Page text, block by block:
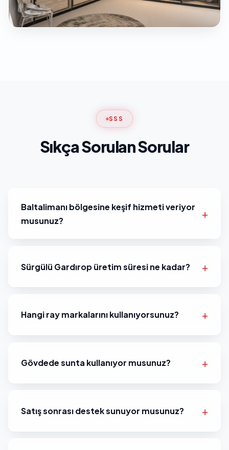
SSS
Sıkça Sorulan Sorular
Baltalimanı bölgesine keşif hizmeti veriyor
musunuz?
Sürgülü Gardırop üretim süresi ne kadar?
Hangi ray markalarını kullanıyorsunuz?
Gövdede sunta kullanıyor musunuz?
Satış sonrası destek sunuyor musunuz?